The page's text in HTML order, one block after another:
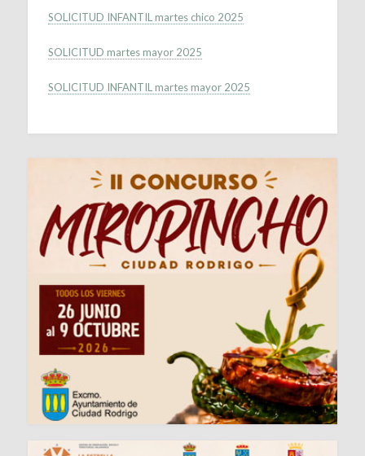
SOLICITUD INFANTIL martes chico 2025
SOLICITUD martes mayor 2025
SOLICITUD INFANTIL martes mayor 2025